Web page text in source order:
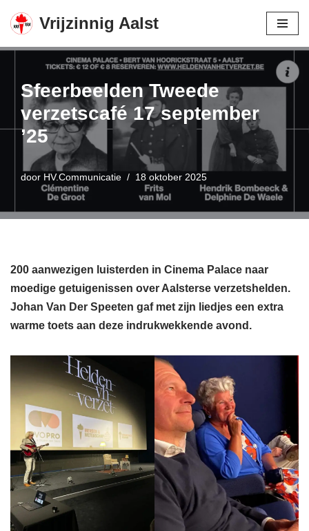
Spring
inhoud
Vrijzinnig Aalst
Sfeerbeelden Tweede
verzetscafé 17 september
’25
door HV.Communicatie 18 oktober 2025
200 aanwezigen luisterden in Cinema Palace naar
moedige getuigenissen over Aalsterse verzetshelden.
Johan Van Der Speeten gaf met zijn liedjes een extra
warme toets aan deze indrukwekkende avond.